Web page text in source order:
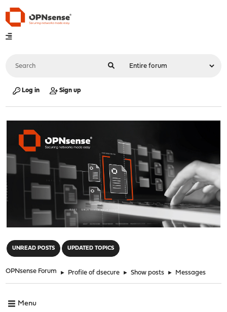
Log in Sign up
UNREAD POSTS UPDATED TOPICS
OPNsense Forum ► Profile of dsecure ► Show posts ► Messages
Menu